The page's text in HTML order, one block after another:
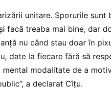
unitare. Sporurile sunt
facă treaba mai bine, dar
nu când stau doar în
date la fiecare fără să
modalitate de a
a declarat Cîțu.